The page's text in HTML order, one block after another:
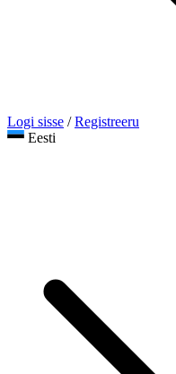
Logi sisse / Registreeru
Eesti